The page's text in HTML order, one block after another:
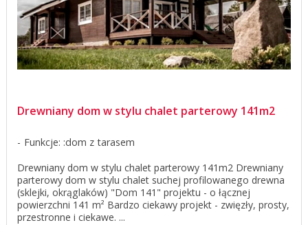
Drewniany dom w stylu chalet parterowy 141m2
Funkcje: :dom z tarasem
Drewniany dom w stylu chalet parterowy 141m2 Drewniany
parterowy dom w stylu chalet suchej profilowanego drewna
(sklejki, okrąglaków) "Dom 141" projektu - o łącznej
powierzchni 141 m² Bardzo ciekawy projekt - zwięzły, prosty,
przestronne i ciekawe. ...